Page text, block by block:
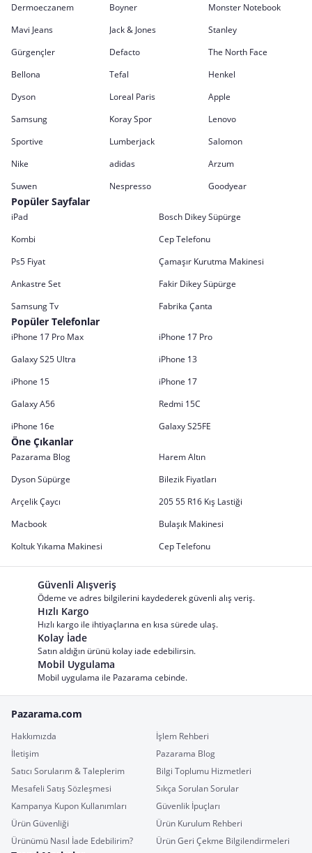
Dermoeczanem
Boyner
Monster Notebook
Mavi Jeans
Jack & Jones
Stanley
Gürgençler
Defacto
The North Face
Bellona
Tefal
Henkel
Dyson
Loreal Paris
Apple
Samsung
Koray Spor
Lenovo
Sportive
Lumberjack
Salomon
Nike
adidas
Arzum
Suwen
Nespresso Goodyear
Popüler Sayfalar
iPad
Bosch Dikey Süpürge
Kombi
Cep Telefonu
Ps5 Fiyat
Çamaşır Kurutma Makinesi
Ankastre Set
Fakir Dikey Süpürge
Samsung Tv
Fabrika Çanta
Popüler Telefonlar
iPhone 17 Pro Max
iPhone 17 Pro
Galaxy S25 Ultra
iPhone 13
iPhone 15
iPhone 17
Galaxy A56
Redmi 15C
iPhone 16e
Galaxy S25FE
Öne Çıkanlar
Pazarama Blog
Harem Altın
Dyson Süpürge
Bilezik Fiyatları
Arçelik Çaycı
205 55 R16 Kış Lastiği
Macbook
Bulaşık Makinesi
Koltuk Yıkama Makinesi
Cep Telefonu
Güvenli Alışveriş
Ödeme ve adres bilgilerini kaydederek güvenli alış veriş.
Hızlı Kargo
Hızlı kargo ile ihtiyaçlarına en kısa sürede ulaş.
Kolay İade
Satın aldığın ürünü kolay iade edebilirsin.
Mobil Uygulama
Mobil uygulama ile Pazarama cebinde.
Pazarama.com
Hakkımızda
İşlem Rehberi
İletişim
Pazarama Blog
Satıcı Sorularım & Taleplerim
Bilgi Toplumu Hizmetleri
Mesafeli Satış Sözleşmesi
Sıkça Sorulan Sorular
Kampanya Kupon Kullanımları
Güvenlik İpuçları
Ürün Güvenliği
Ürün Kurulum Rehberi
Ürünümü Nasıl İade Edebilirim?
Ürün Geri Çekme Bilgilendirmeleri